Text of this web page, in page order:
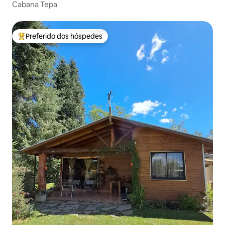
Cabana Tepa
Entre os melhores preferidos dos hóspedes
Preferido dos hóspedes